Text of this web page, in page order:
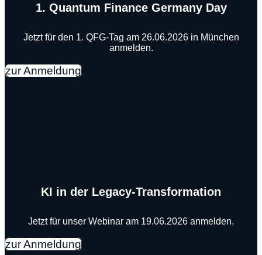
1. Quantum Finance Germany Day
Jetzt für den 1. QFG-Tag am 26.06.2026 in München
anmelden.
zur Anmeldung
KI in der Legacy-Transformation
Jetzt für unser Webinar am 19.06.2026 anmelden.
zur Anmeldung